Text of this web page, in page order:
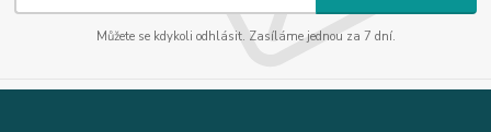
Můžete se kdykoli odhlásit. Zasíláme jednou za 7 dní.